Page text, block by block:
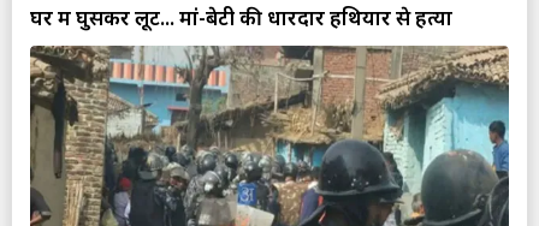
घर में घुसकर लूट... मां-बेटी की धारदार हथियार से हत्या